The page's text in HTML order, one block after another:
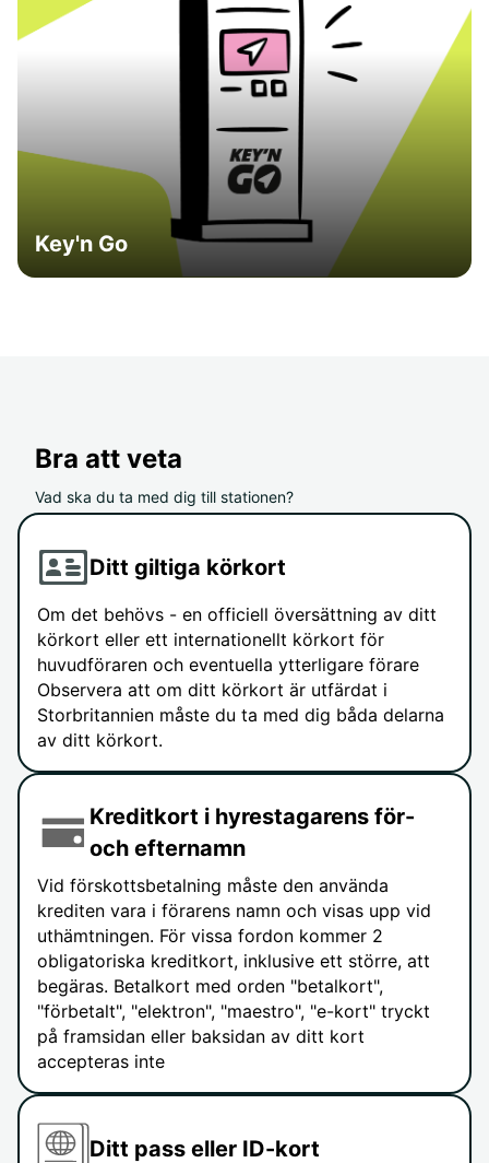
Key'n Go
Bra att veta
Vad ska du ta med dig till stationen?
Ditt giltiga körkort
Om det behövs - en officiell översättning av ditt
körkort eller ett internationellt körkort för
huvudföraren och eventuella ytterligare förare
Observera att om ditt körkort är utfärdat i
Storbritannien måste du ta med dig båda delarna
av ditt körkort.
Kreditkort i hyrestagarens för-
och efternamn
Vid förskottsbetalning måste den använda
krediten vara i förarens namn och visas upp vid
uthämtningen. För vissa fordon kommer 2
obligatoriska kreditkort, inklusive ett större, att
begäras. Betalkort med orden "betalkort",
"förbetalt", "elektron", "maestro", "e-kort" tryckt
på framsidan eller baksidan av ditt kort
accepteras inte
Ditt pass eller ID-kort